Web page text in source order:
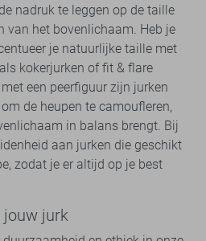
nadruk te leggen op de taille
van het bovenlichaam. Heb je
je natuurlijke taille met
kokerjurken of fit & flare
een peerfiguur zijn jurken
de heupen te camoufleren,
in balans brengt. Bij
aan jurken die geschikt
zodat je er altijd op je best
jouw jurk